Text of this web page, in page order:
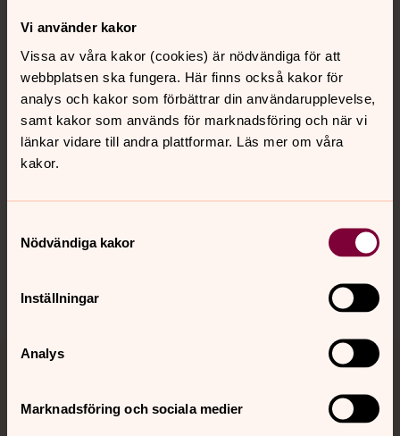
Vi använder kakor
Vissa av våra kakor (cookies) är nödvändiga för att
webbplatsen ska fungera. Här finns också kakor för
analys och kakor som förbättrar din användarupplevelse,
samt kakor som används för marknadsföring och när vi
länkar vidare till andra plattformar. Läs mer om våra
kakor.
Nödvändiga kakor
Inställningar
Analys
Marknadsföring och sociala medier
Kontakt
Kalender
Hitta snabbt
Sociala kanaler
Akut samtals- och krisstöd. Prata eller chatta anonymt